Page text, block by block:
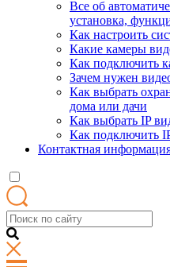
Все об
установка,
Как настроить
Какие камеры
Как подключить
Зачем нужен
Как выбрать
дома или дачи
Как выбрать IP
Как подключить
Контактная